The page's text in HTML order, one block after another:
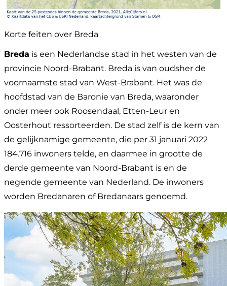
Korte feiten over Breda
Breda is een Nederlandse stad in het westen van de
provincie Noord-Brabant. Breda is van oudsher de
voornaamste stad van West-Brabant. Het was de
hoofdstad van de Baronie van Breda, waaronder
onder meer ook Roosendaal, Etten-Leur en
Oosterhout ressorteerden. De stad zelf is de kern van
de gelijknamige gemeente, die per 31 januari 2022
184.716 inwoners telde, en daarmee in grootte de
derde gemeente van Noord-Brabant is en de
negende gemeente van Nederland. De inwoners
worden Bredanaren of Bredanaars genoemd.